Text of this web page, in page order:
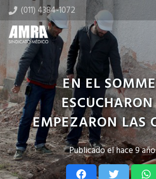
(011) 4384-1072
EN EL
EMPEZARON LAS
Publicado elhace 9